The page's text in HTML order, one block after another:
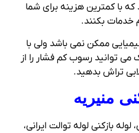
با کمترین هزینه برای شما
خدمات بکنند.
ممکن نمی باشد ولی با
توانید رسوب کم فشار را از
تراش بدهید.
منیریه
لوله بازکنی لوله توالت ایرانی،